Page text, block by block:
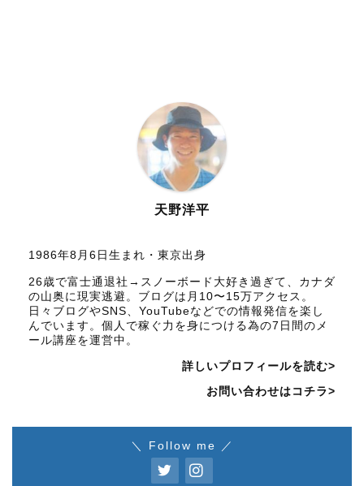
天野洋平
1986年8月6日生まれ・東京出身
26歳で富士通退社→スノーボード大好き過ぎて、カナダ
の山奥に現実逃避。ブログは月10〜15万アクセス。
日々ブログやSNS、YouTubeなどでの情報発信を楽し
んでいます。個人で稼ぐ力を身につける為の7日間のメ
ール講座を運営中。
詳しいプロフィールを読む>
お問い合わせはコチラ>
＼ Follow me ／